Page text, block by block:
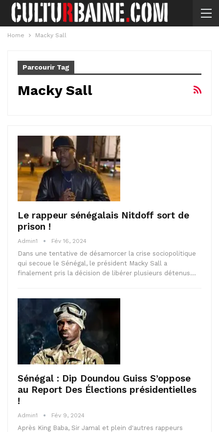
Home Macky Sall
Parcourir Tag
Macky Sall
Le rappeur sénégalais Nitdoff sort de
prison !
Admin1 Fév 16, 2024
Dans une tentative de désamorcer la crise sociopolitique
qui secoue le Sénégal, le président Macky Sall a
finalement pris la décision de libérer plusieurs détenus…
Sénégal : Dip Doundou Guiss S’oppose
au Report Des Élections présidentielles
!
Admin1 Fév 9, 2024
Après King Baba, Sir Jamal et plein d'autres rappeurs